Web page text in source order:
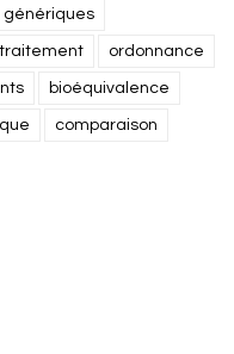
génériques
traitement ordonnance
bioéquivalence
comparaison